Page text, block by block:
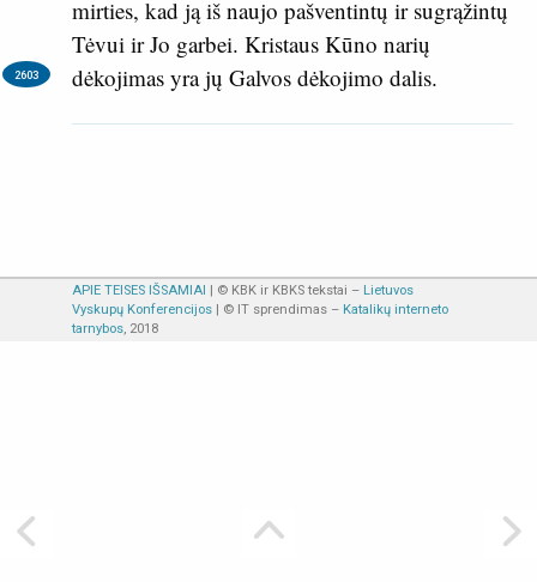
mirties, kad ją iš naujo pašventintų ir sugrąžintų
Tėvui ir Jo garbei. Kristaus Kūno narių
dėkojimas yra jų Galvos dėkojimo dalis.
2603
APIE TEISES IŠSAMIAI | © KBK ir KBKS tekstai – Lietuvos
Vyskupų Konferencijos | © IT sprendimas – Katalikų interneto
tarnybos, 2018